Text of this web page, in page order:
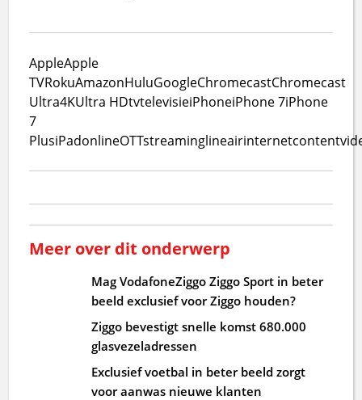
AppleApple
TVRokuAmazonHuluGoogleChromecastChromecast
Ultra4KUltra HDtvtelevisieiPhoneiPhone 7iPhone
7
PlusiPadonlineOTTstreaminglineairinternetcontent
Meer over dit onderwerp
Mag VodafoneZiggo Ziggo Sport in beter
beeld exclusief voor Ziggo houden?
Ziggo bevestigt snelle komst 680.000
glasvezeladressen
Exclusief voetbal in beter beeld zorgt
voor aanwas nieuwe klanten